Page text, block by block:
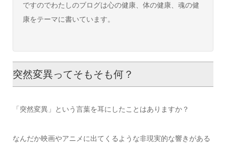
ですのでわたしのブログは心の健康、体の健康、魂の健
康をテーマに書いています。
突然変異ってそもそも何？
「突然変異」という言葉を耳にしたことはありますか？
なんだか映画やアニメに出てくるような非現実的な響きがある